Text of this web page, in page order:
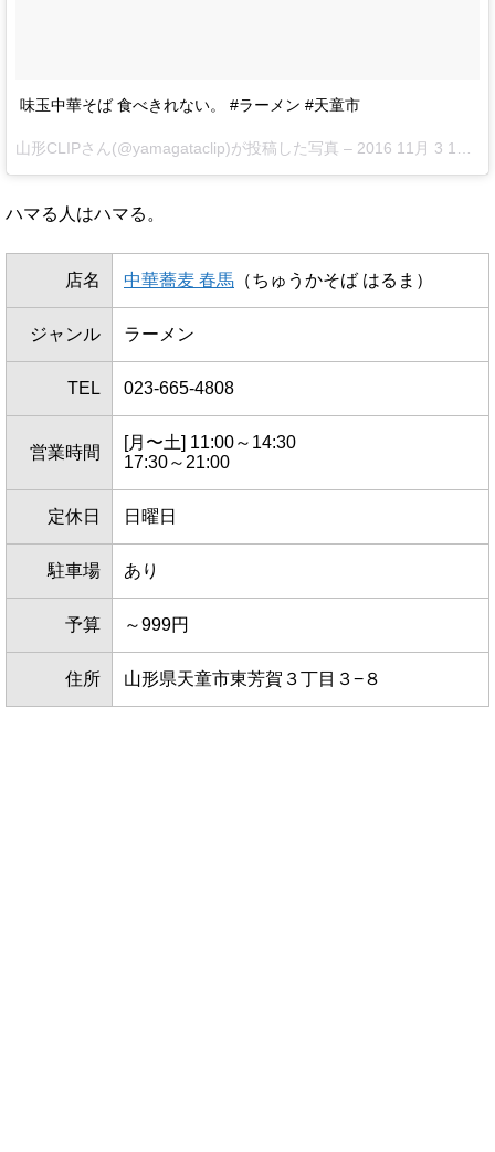
味玉中華そば 食べきれない。 #ラーメン #天童市
山形CLIPさん(@yamagataclip)が投稿した写真 – 2016 11月 3 10:16午後 PDT
ハマる人はハマる。
店名 中華蕎麦 春馬 （ちゅうかそば はるま）
ジャンル ラーメン
TEL 023-665-4808
営業時間
[月〜土] 11:00～14:30
17:30～21:00
定休日 日曜日
駐車場 あり
予算 ～999円
住所 山形県天童市東芳賀３丁目３−８